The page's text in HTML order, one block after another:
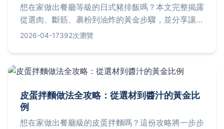
想在家做出餐廳等級的日式豬排飯嗎？本文完整揭露
從選肉、斷筋、裹粉到油炸的黃金步驟，並分享讓豬
排保持酥脆多汁的關鍵技巧，最後附上正宗日式醬汁
2026-04-17392次瀏覽
皮蛋拌麵做法全攻略：從選材到醬汁的黃金比
例
想在家做出餐廳級的皮蛋拌麵嗎？這份攻略將一步步